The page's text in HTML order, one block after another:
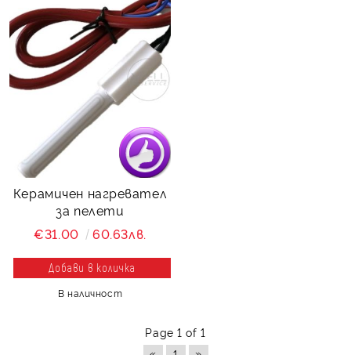
Керамичен нагревател
за пелети
€31.00
60.63лв.
В наличност
Page 1 of 1